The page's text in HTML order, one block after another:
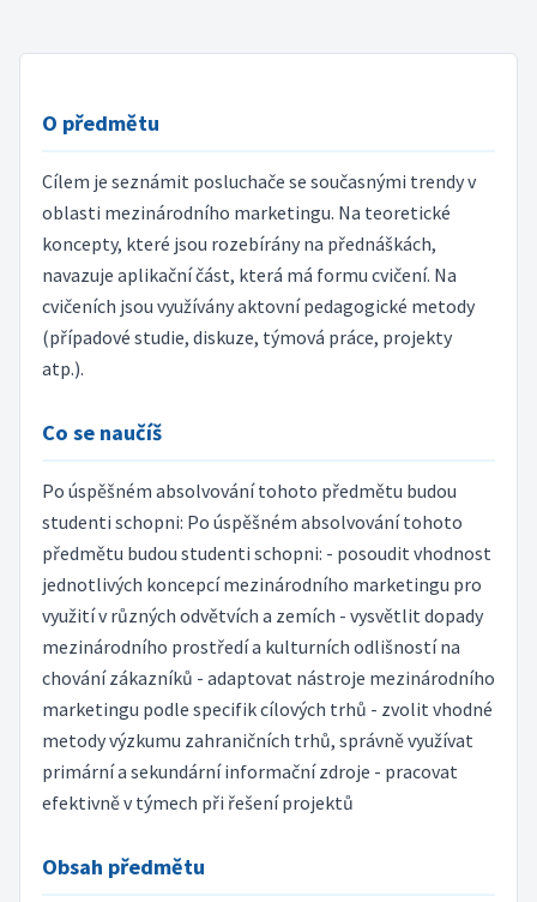
O předmětu
Cílem je seznámit posluchače se současnými trendy v
oblasti mezinárodního marketingu. Na teoretické
koncepty, které jsou rozebírány na přednáškách,
navazuje aplikační část, která má formu cvičení. Na
cvičeních jsou využívány aktovní pedagogické metody
(případové studie, diskuze, týmová práce, projekty
atp.).
Co se naučíš
Po úspěšném absolvování tohoto předmětu budou
studenti schopni: Po úspěšném absolvování tohoto
předmětu budou studenti schopni: - posoudit vhodnost
jednotlivých koncepcí mezinárodního marketingu pro
využití v různých odvětvích a zemích - vysvětlit dopady
mezinárodního prostředí a kulturních odlišností na
chování zákazníků - adaptovat nástroje mezinárodního
marketingu podle specifik cílových trhů - zvolit vhodné
metody výzkumu zahraničních trhů, správně využívat
primární a sekundární informační zdroje - pracovat
efektivně v týmech při řešení projektů
Obsah předmětu